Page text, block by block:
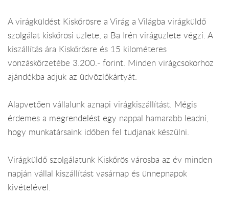
A virágküldést Kiskőrösre a Virág a Világba virágküldő
szolgálat kiskőrösi üzlete, a Ba Irén virágüzlete végzi. A
kiszállítás ára Kiskőrösre és 15 kilométeres
vonzáskörzetébe 3.200.- forint. Minden virágcsokorhoz
ajándékba adjuk az üdvözlőkártyát.
Alapvetően vállalunk aznapi virágkiszállítást. Mégis
érdemes a megrendelést egy nappal hamarabb leadni,
hogy munkatársaink időben fel tudjanak készülni.
Virágküldő szolgálatunk Kiskőrös városba az év minden
napján vállal kiszállítást vasárnap és ünnepnapok
kivételével.